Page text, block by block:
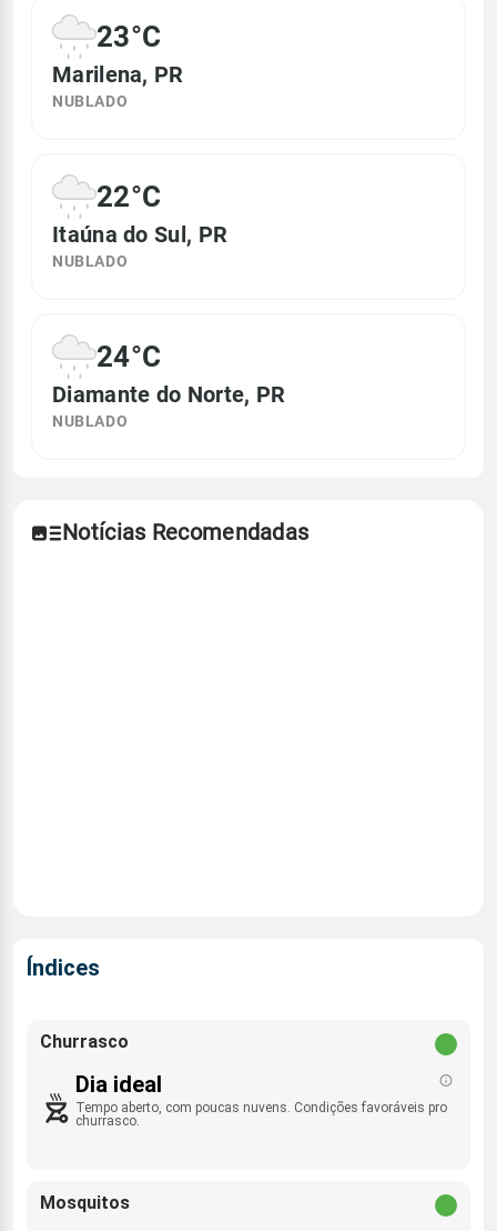
23°C
Marilena, PR
NUBLADO
22°C
Itaúna do Sul, PR
NUBLADO
24°C
Diamante do Norte, PR
NUBLADO
Notícias Recomendadas
Índices
Churrasco
Dia ideal
Tempo aberto, com poucas nuvens. Condições favoráveis pro
churrasco.
Mosquitos